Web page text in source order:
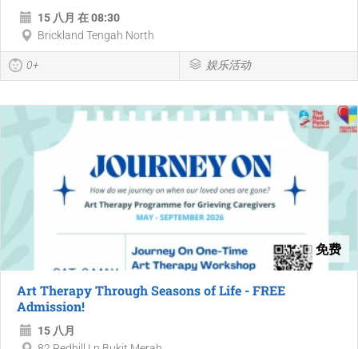
15 八月 在 08:30
Brickland Tengah North
0+ 娱乐活动
免费
Art Therapy Through Seasons of Life - FREE
Admission!
15 八月